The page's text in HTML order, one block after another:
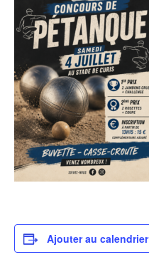
Ajouter au calendrier